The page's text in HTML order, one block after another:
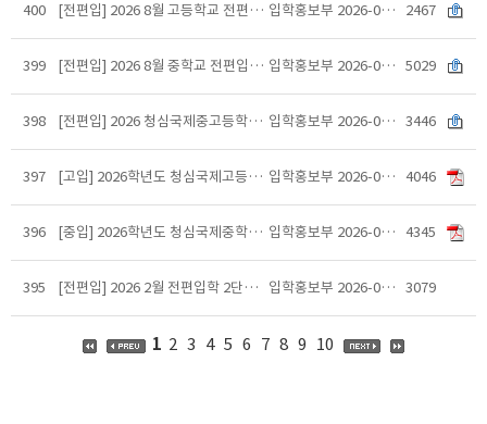
400 [전편입] 2026 8월 고등학교 전편입학전형 실시 안내_수정(인원변경) 입학홍보부 2026-07-16 2467
399 [전편입] 2026 8월 중학교 전편입학전형 실시 안내_수정(결원현황) 입학홍보부 2026-07-16 5029
398 [전편입] 2026 청심국제중고등학교 재취학, 전학 및 편입학 규정 입학홍보부 2026-05-11 3446
397 [고입] 2026학년도 청심국제고등학교 입학전형 영향평가 결과보고서 입학홍보부 2026-03-05 4046
396 [중입] 2026학년도 청심국제중학교 입학전형 영향평가 결과보고서 입학홍보부 2026-03-05 4345
395 [전편입] 2026 2월 전편입학 2단계 면접 일정 안내 입학홍보부 2026-02-25 3079
1 2 3 4 5 6 7 8 9 10